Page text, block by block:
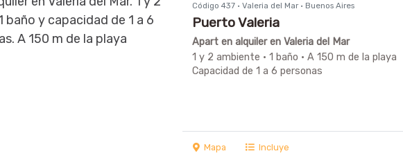
Código 437 · Valeria del Mar · Buenos Aires
Puerto Valeria
Apart en alquiler en Valeria del Mar
1 y 2 ambiente · 1 baño · A 150 m de la playa
Capacidad de 1 a 6 personas
Mapa Incluye